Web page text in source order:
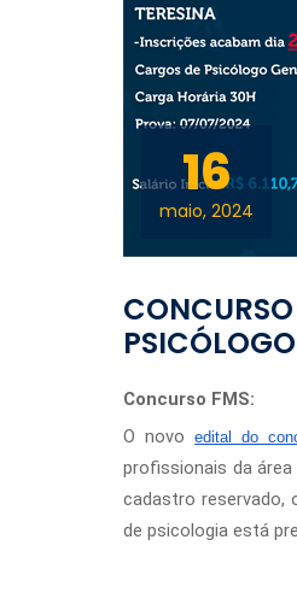
16
maio, 2024
Concurso FMS:
O novoedital do
profissionais da
cadastro reservado,
de psicologia está